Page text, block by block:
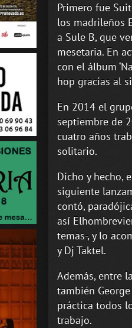
Primero fue
los madrileños
a Sule B, que
mesetaria. En
con el álbum
hop gracias al
En 2014 el
septiembre de
cuatro años
solitario.
Dicho y hecho,
siguiente
contó,
así
temas-, y lo
y Dj Taktel.
Además, entre
también
práctica todos
trabajo.